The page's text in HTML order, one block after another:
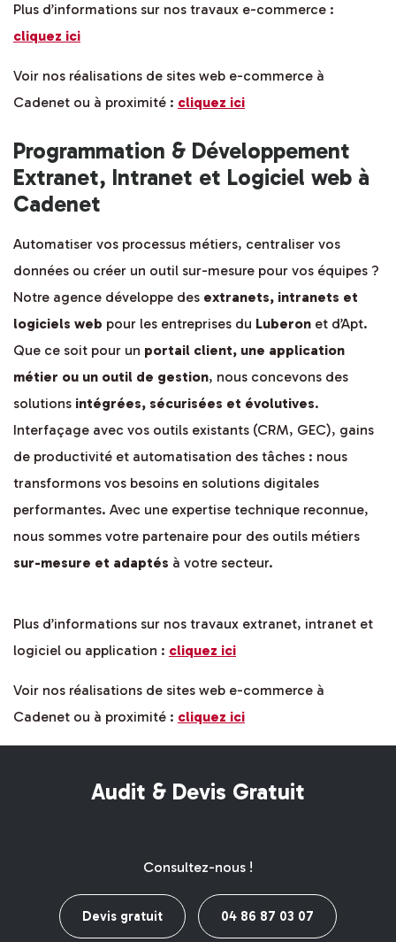
Plus d’informations sur nos travaux e-commerce :
cliquez ici
Voir nos réalisations de sites web e-commerce à
Cadenet ou à proximité : cliquez ici
Programmation & Développement
Extranet, Intranet et Logiciel web à
Cadenet
Automatiser vos processus métiers, centraliser vos
données ou créer un outil sur-mesure pour vos équipes ?
Notre agence développe des extranets, intranets et
logiciels web pour les entreprises du Luberon et d’Apt.
Que ce soit pour un portail client, une application
métier ou un outil de gestion, nous concevons des
solutions intégrées, sécurisées et évolutives.
Interfaçage avec vos outils existants (CRM, GEC), gains
de productivité et automatisation des tâches : nous
transformons vos besoins en solutions digitales
performantes. Avec une expertise technique reconnue,
nous sommes votre partenaire pour des outils métiers
sur-mesure et adaptés à votre secteur.
Plus d’informations sur nos travaux extranet, intranet et
logiciel ou application : cliquez ici
Voir nos réalisations de sites web e-commerce à
Cadenet ou à proximité : cliquez ici
Audit & Devis Gratuit
Consultez-nous !
Devis gratuit 04 86 87 03 07